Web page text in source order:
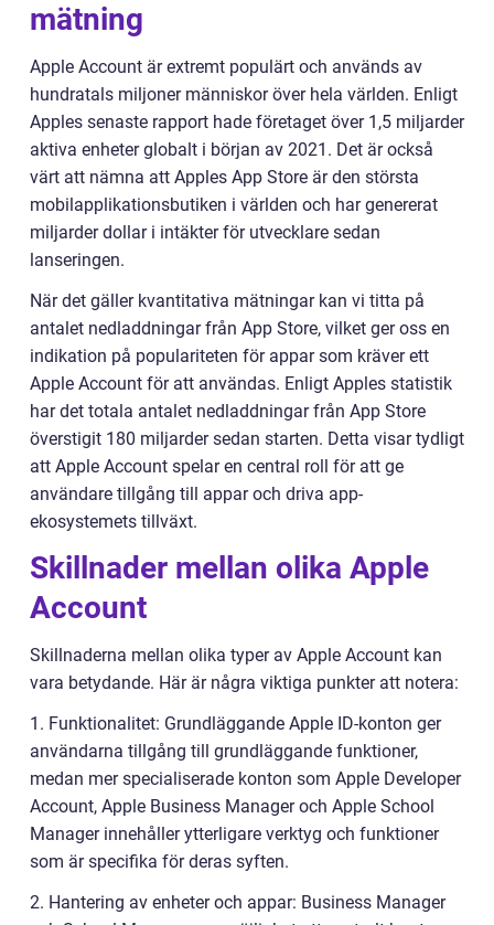
mätning
Apple Account är extremt populärt och används av
hundratals miljoner människor över hela världen. Enligt
Apples senaste rapport hade företaget över 1,5 miljarder
aktiva enheter globalt i början av 2021. Det är också
värt att nämna att Apples App Store är den största
mobilapplikationsbutiken i världen och har genererat
miljarder dollar i intäkter för utvecklare sedan
lanseringen.
När det gäller kvantitativa mätningar kan vi titta på
antalet nedladdningar från App Store, vilket ger oss en
indikation på populariteten för appar som kräver ett
Apple Account för att användas. Enligt Apples statistik
har det totala antalet nedladdningar från App Store
överstigit 180 miljarder sedan starten. Detta visar tydligt
att Apple Account spelar en central roll för att ge
användare tillgång till appar och driva app-
ekosystemets tillväxt.
Skillnader mellan olika Apple
Account
Skillnaderna mellan olika typer av Apple Account kan
vara betydande. Här är några viktiga punkter att notera:
1. Funktionalitet: Grundläggande Apple ID-konton ger
användarna tillgång till grundläggande funktioner,
medan mer specialiserade konton som Apple Developer
Account, Apple Business Manager och Apple School
Manager innehåller ytterligare verktyg och funktioner
som är specifika för deras syften.
2. Hantering av enheter och appar: Business Manager